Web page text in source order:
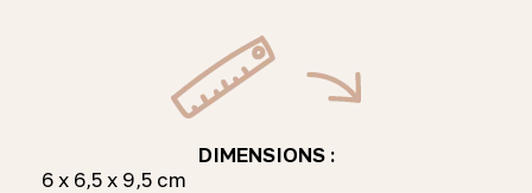
DIMENSIONS :
6 x 6,5 x 9,5 cm